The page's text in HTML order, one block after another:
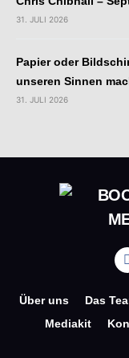
31. JULI 2026
Papier oder
unseren Sinnen
31. JULI 2026
Über uns Das
Mediakit